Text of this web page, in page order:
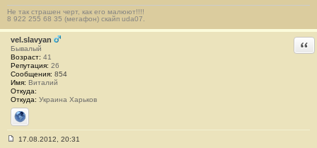
б
щ
е
н
и
е
#
1
5
Не так страшен черт, как его малюют!!!!
8 922 255 68 35 (мегафон) скайп uda07.
vel.slavyan
Бывалый
Возраст: 41
Репутация: 26
Сообщения: 854
Имя: Виталий
Откуда:
Откуда: Украина Харьков
Сайт
17.08.2012, 20:31